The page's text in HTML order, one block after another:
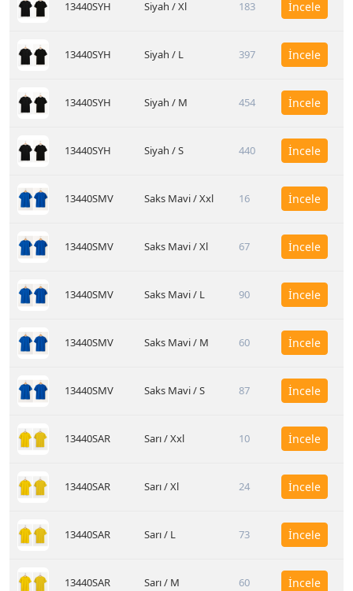
13440SYH Siyah / Xl 183 İncele
13440SYH Siyah / L 397 İncele
13440SYH Siyah / M 454 İncele
13440SYH Siyah / S 440 İncele
13440SMV Saks Mavi / Xxl 16 İncele
13440SMV Saks Mavi / Xl 67 İncele
13440SMV Saks Mavi / L 90 İncele
13440SMV Saks Mavi / M 60 İncele
13440SMV Saks Mavi / S 87 İncele
13440SAR Sarı / Xxl 10 İncele
13440SAR Sarı / Xl 24 İncele
13440SAR Sarı / L 73 İncele
13440SAR Sarı / M 60 İncele